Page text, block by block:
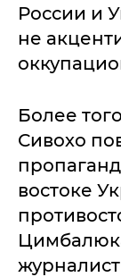
России и
не
Более
Сивохо
востоке